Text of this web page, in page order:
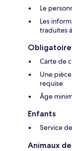
Le
Les
traduites
Obligatoire
Carte de
Une
requise
Âge
Enfants
Service
Animaux